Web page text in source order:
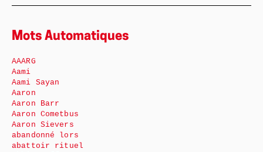
Mots Automatiques
AAARG
Aami
Aami Sayan
Aaron
Aaron Barr
Aaron Cometbus
Aaron Sievers
abandonné lors
abattoir rituel